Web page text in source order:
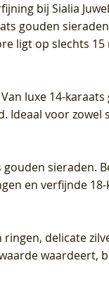
-
Blush Lab
-
Diamant
Blush Lab
Geelgoud
Diamant
Blush Lab
LG7033Y
grown
bij Sialia
gouden
ligt op slechts
luxe 14-
voor zowel
sieraden.
en verfijnde
delicate
waardeert,